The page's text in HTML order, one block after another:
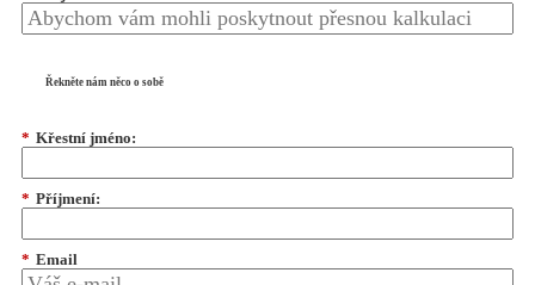
Řekněte nám něco o sobě
* Křestní jméno:
* Příjmení:
* Email